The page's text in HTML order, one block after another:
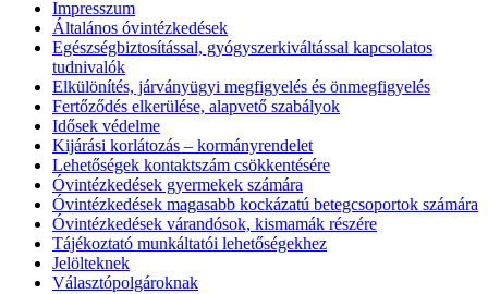
Impresszum
Általános óvintézkedések
Egészségbiztosítással, gyógyszerkiváltással kapcsolatos
tudnivalók
Elkülönítés, járványügyi megfigyelés és önmegfigyelés
Fertőződés elkerülése, alapvető szabályok
Idősek védelme
Kijárási korlátozás – kormányrendelet
Lehetőségek kontaktszám csökkentésére
Óvintézkedések gyermekek számára
Óvintézkedések magasabb kockázatú betegcsoportok számára
Óvintézkedések várandósok, kismamák részére
Tájékoztató munkáltatói lehetőségekhez
Jelölteknek
Választópolgároknak